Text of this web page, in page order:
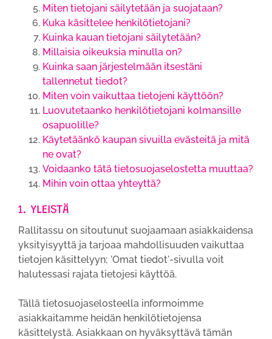
Miten tietojani säilytetään ja suojataan?
Kuka käsittelee henkilötietojani?
Kuinka kauan tietojani säilytetään?
Millaisia oikeuksia minulla on?
Kuinka saan järjestelmään itsestäni
tallennetut tiedot?
Miten voin vaikuttaa tietojeni käyttöön?
Luovutetaanko henkilötietojani kolmansille
osapuolille?
Käytetäänkö kaupan sivuilla evästeitä ja mitä
ne ovat?
Voidaanko tätä tietosuojaselostetta muuttaa?
Mihin voin ottaa yhteyttä?
1. YLEISTÄ
Rallitassu on sitoutunut suojaamaan asiakkaidensa
yksityisyyttä ja tarjoaa mahdollisuuden vaikuttaa
tietojen käsittelyyn; 'Omat tiedot'-sivulla voit
halutessasi rajata tietojesi käyttöä.
Tällä tietosuojaselosteella informoimme
asiakkaitamme heidän henkilötietojensa
käsittelystä. Asiakkaan on hyväksyttävä tämän